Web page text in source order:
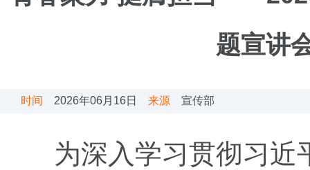
题宣讲
时间 2026年06月16日 来源 宣传部
为深入学习贯彻习近